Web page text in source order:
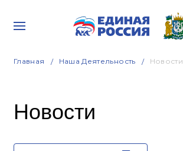
Главная Наша Деятельность Новости
Новости